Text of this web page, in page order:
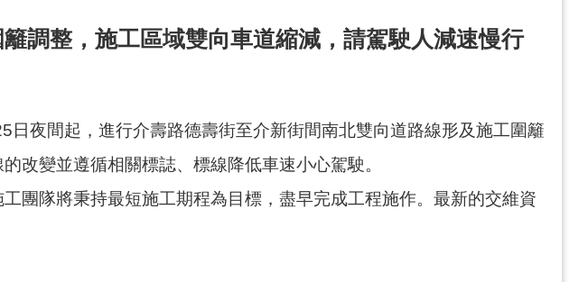
調整，施工區域雙向車道縮減，請駕駛人減速慢行
夜間起，進行介壽路德壽街至介新街間南北雙向道路線形及施工圍籬
改變並遵循相關標誌、標線降低車速小心駕駛。
團隊將秉持最短施工期程為目標，盡早完成工程施作。最新的交維資